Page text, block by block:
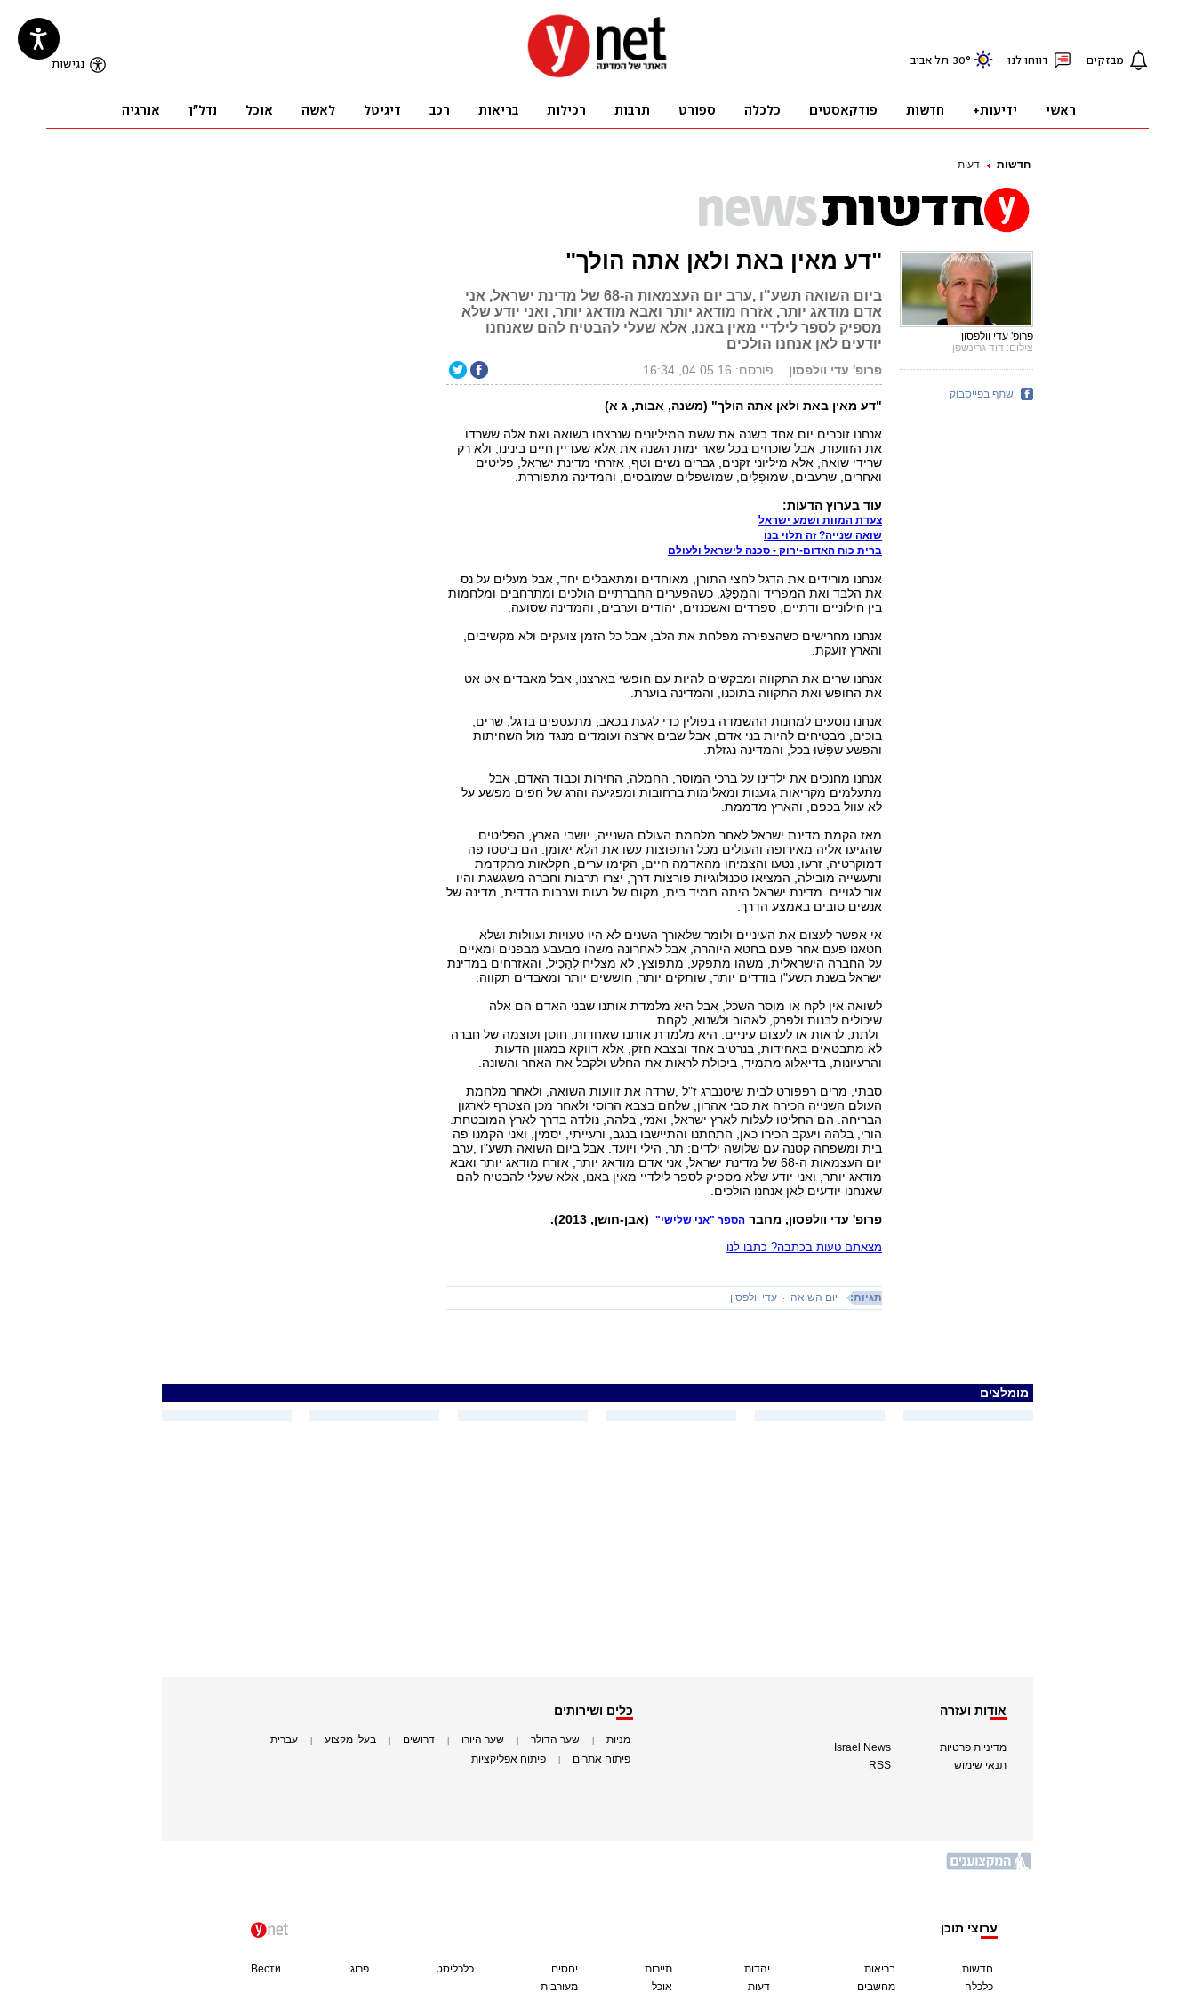
חדשות דעות
"דע מאין באת ולאן אתה הולך"
ביום השואה תשע"ו ,ערב יום העצמאות ה-68 של מדינת ישראל, אני
אדם מודאג יותר, אזרח מודאג יותר ואבא מודאג יותר, ואני יודע שלא
מספיק לספר לילדיי מאין באנו, אלא שעלי להבטיח להם שאנחנו
יודעים לאן אנחנו הולכים
פרופ' עדי וולפסון פורסם: 04.05.16, 16:34
"דע מאין באת ולאן אתה הולך" (משנה, אבות, ג א)
אנחנו זוכרים יום אחד בשנה את ששת המיליונים שנרצחו בשואה ואת אלה ששרדו
את הזוועות, אבל שוכחים בכל שאר ימות השנה את אלא שעדיין חיים בינינו, ולא רק
שרידי שואה, אלא מיליוני זקנים, גברים נשים וטף, אזרחי מדינת ישראל, פליטים
ואחרים, שרעבים, שמוּפְלִים, שמושפלים שמובסים, והמדינה מתפוררת.
עוד בערוץ הדעות:
צעדת המוות ושמע ישראל
שואה שנייה? זה תלוי בנו
ברית כוח האדום-ירוק - סכנה לישראל ולעולם
אנחנו מורידים את הדגל לחצי התורן, מאוחדים ומתאבלים יחד, אבל מעלים על נס
את הלבד ואת המפריד והמְפַלֵּג, כשהפערים החברתיים הולכים ומתרחבים ומלחמות
בין חילוניים ודתיים, ספרדים ואשכנזים, יהודים וערבים, והמדינה שסועה.
אנחנו מחרישים כשהצפירה מפלחת את הלב, אבל כל הזמן צועקים ולא מקשיבים,
והארץ זועקת.
אנחנו שרים את התקווה ומבקשים להיות עם חופשי בארצנו, אבל מאבדים אט אט
את החופש ואת התקווה בתוכנו, והמדינה בוערת.
אנחנו נוסעים למחנות ההשמדה בפולין כדי לגעת בכאב, מתעטפים בדגל, שרים,
בוכים, מבטיחים להיות בני אדם, אבל שבים ארצה ועומדים מנגד מול השחיתות
והפשע שפָּשׁוּ בכל, והמדינה נגזלת.
אנחנו מחנכים את ילדינו על ברכי המוסר, החמלה, החירות וכבוד האדם, אבל
מתעלמים מקריאות גזענות ומאלימות ברחובות ומפגיעה והרג של חפים מפשע על
לא עוול בכפם, והארץ מדממת.
מאז הקמת מדינת ישראל לאחר מלחמת העולם השנייה, יושבי הארץ, הפליטים
שהגיעו אליה מאירופה והעולים מכל התפוצות עשו את הלא יאומן. הם ביססו פה
דמוקרטיה, זרעו, נטעו והצמיחו מהאדמה חיים, הקימו ערים, חקלאות מתקדמת
ותעשייה מובילה, המציאו טכנולוגיות פורצות דרך, יצרו תרבות וחברה משגשגת והיו
אור לגויים. מדינת ישראל היתה תמיד בית, מקום של רעות וערבות הדדית, מדינה של
אנשים טובים באמצע הדרך.
אי אפשר לעצום את העיניים ולומר שלאורך השנים לא היו טעויות ועוולות ושלא
חטאנו פעם אחר פעם בחטא היוהרה, אבל לאחרונה משהו מבעבע מבפנים ומאיים
על החברה הישראלית, משהו מתפקע, מתפוצץ, לא מצליח לְהָכִיל, והאזרחים במדינת
ישראל בשנת תשע"ו בודדים יותר, שותקים יותר, חוששים יותר ומאבדים תקווה.
לשואה אין לקח או מוסר השכל, אבל היא מלמדת אותנו שבני האדם הם אלה
שיכולים לבנות ולפרק, לאהוב ולשנוא, לקחת
ולתת, לראות או לעצום עיניים. היא מלמדת אותנו שאחדות, חוסן ועוצמה של חברה
לא מתבטאים באחידות, בנרטיב אחד ובצבא חזק, אלא דווקא במגוון הדעות
והרעיונות, בדיאלוג מתמיד, ביכולת לראות את החלש ולקבל את האחר והשונה.
סבתי, מרים רפפורט לבית שיטנברג ז"ל ,שרדה את זוועות השואה, ולאחר מלחמת
העולם השנייה הכירה את סבי אהרון, שלחם בצבא הרוסי ולאחר מכן הצטרף לארגון
הבריחה. הם החליטו לעלות לארץ ישראל, ואמי, בלהה, נולדה בדרך לארץ המובטחת.
הורי, בלהה ויעקב הכירו כאן, התחתנו והתיישבו בנגב, ורעייתי, יסמין, ואני הקמנו פה
בית ומשפחה קטנה עם שלושה ילדים: תר, הילי ויועד. אבל ביום השואה תשע"ו ,ערב
יום העצמאות ה-68 של מדינת ישראל, אני אדם מודאג יותר, אזרח מודאג יותר ואבא
מודאג יותר, ואני יודע שלא מספיק לספר לילדיי מאין באנו, אלא שעלי להבטיח להם
שאנחנו יודעים לאן אנחנו הולכים.
פרופ' עדי וולפסון, מחבר הספר "אני שלישי" (אבן-חושן, 2013).
מצאתם טעות בכתבה? כתבו לנו
תגיות: יום השואה עדי וולפסון
פרופ' עדי וולפסון
צילום: דוד גרינשפן
שתף בפייסבוק
מומלצים
אודות ועזרה
מדיניות פרטיות
תנאי שימוש
Israel News
RSS
כלים ושירותים
מניות שער הדולר שער היורו דרושים בעלי מקצוע עברית
פיתוח אתרים פיתוח אפליקציות
ערוצי תוכן
חדשות
כלכלה
בריאות
מחשבים
יהדות
דעות
תיירות
אוכל
יחסים
מעורבות
כלכליסט פרוגי Вести